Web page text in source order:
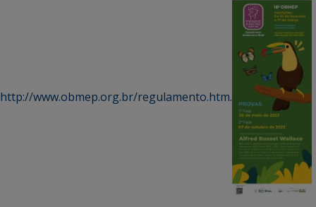
http://www.obmep.org.br/regulamento.htm.